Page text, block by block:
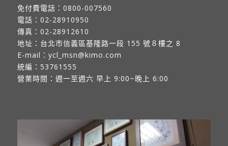
免付費電話： 0800-007560
電話： 02-28910950
傳真： 02-28912610
地址： 台北市信義區基隆路一段 155 號８樓之 8
E-mail： ycl_msn@kimo.com
統編：53761555
營業時間：週一至週六 早上 9:00~晚上 6:00